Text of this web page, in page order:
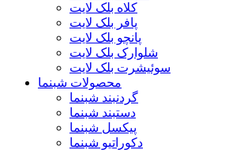
کلاه بلک لایت
پافر بلک لایت
پانچو بلک لایت
شلوارک بلک لایت
سوئیشرت بلک لایت
محصولات شبنما
گردنبند شبنما
دستبند شبنما
پیکسل شبنما
دکوراتیو شبنما